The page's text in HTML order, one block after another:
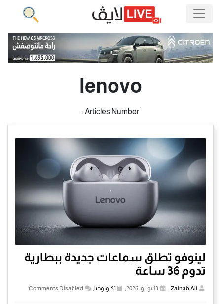
lenovo
Articles Number :
لينوفو تطلق سماعات جديدة ببطارية
تدوم 36 ساعة
Zainab Ali تكنولوجيا Comments Disabled